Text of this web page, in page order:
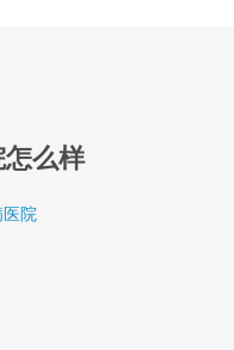
么样
院